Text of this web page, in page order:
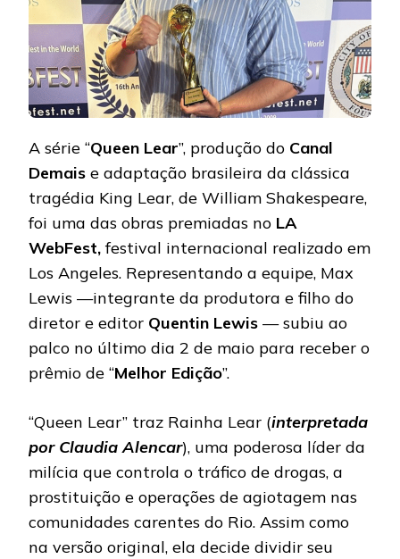
PRÊMIO
DE
“MELHOR
EDIÇÃO”
A série “Queen Lear”, produção do Canal
Demais e adaptação brasileira da clássica
tragédia King Lear, de William Shakespeare,
foi uma das obras premiadas no LA
WebFest,festival internacional realizado em
Los Angeles. Representando a equipe, Max
Lewis —integrante da produtora e filho do
diretor e editor Quentin Lewis — subiu ao
palco no último dia 2 de maio para receber o
prêmio de “Melhor Edição”.
“Queen Lear” traz Rainha Lear (interpretada
por Claudia Alencar), uma poderosa líder da
milícia que controla o tráfico de drogas, a
prostituição e operações de agiotagem nas
comunidades carentes do Rio. Assim como
na versão original, ela decide dividir seu